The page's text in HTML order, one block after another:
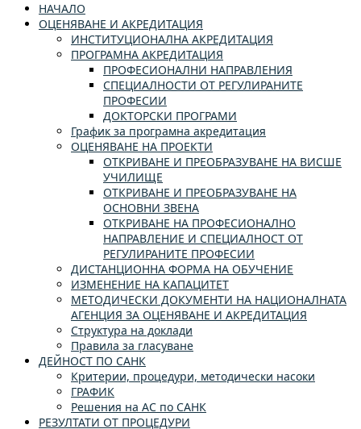
НАЧАЛО
ОЦЕНЯВАНЕ И АКРЕДИТАЦИЯ
ИНСТИТУЦИОНАЛНА АКРЕДИТАЦИЯ
ПРОГРАМНА АКРЕДИТАЦИЯ
ПРОФЕСИОНАЛНИ НАПРАВЛЕНИЯ
СПЕЦИАЛНОСТИ ОТ РЕГУЛИРАНИТЕ
ПРОФЕСИИ
ДОКТОРСКИ ПРОГРАМИ
График за програмна акредитация
ОЦЕНЯВАНЕ НА ПРОЕКТИ
ОТКРИВАНЕ И ПРЕОБРАЗУВАНЕ НА ВИСШЕ
УЧИЛИЩЕ
ОТКРИВАНЕ И ПРЕОБРАЗУВАНЕ НА
ОСНОВНИ ЗВЕНА
ОТКРИВАНЕ НА ПРОФЕСИОНАЛНО
НАПРАВЛЕНИЕ И СПЕЦИАЛНОСТ ОТ
РЕГУЛИРАНИТЕ ПРОФЕСИИ
ДИСТАНЦИОННА ФОРМА НА ОБУЧЕНИЕ
ИЗМЕНЕНИЕ НА КАПАЦИТЕТ
МЕТОДИЧЕСКИ ДОКУМЕНТИ НА НАЦИОНАЛНАТА
АГЕНЦИЯ ЗА ОЦЕНЯВАНЕ И АКРЕДИТАЦИЯ
Структура на доклади
Правила за гласуване
ДЕЙНОСТ ПО САНК
Критерии, процедури, методически насоки
ГРАФИК
Решения на АС по САНК
РЕЗУЛТАТИ ОТ ПРОЦЕДУРИ